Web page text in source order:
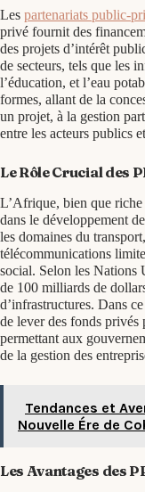
Les partenariats public-
privé fournit des
des projets d’intérêt
de secteurs, tels que les
l’éducation, et l’eau
formes, allant de la
un projet, à la gestion
entre les acteurs publics
Le Rôle Crucial des
L’Afrique, bien que riche
dans le développement
les domaines du
télécommunications
social. Selon les Nations
de 100 milliards de
d’infrastructures. Dans
de lever des fonds privés
permettant aux
de la gestion des
Tendances et
Nouvelle Ére de
Les Avantages des